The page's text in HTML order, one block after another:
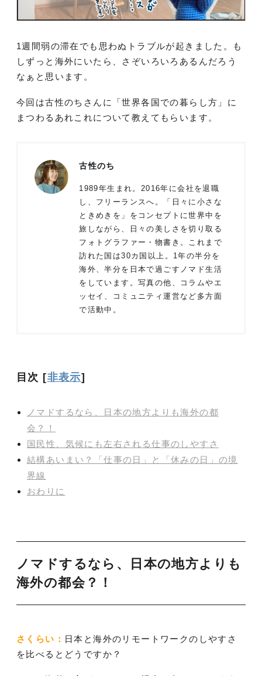
1週間弱の滞在でも思わぬトラブルが起きました。も
しずっと海外にいたら、さぞいろいろあるんだろう
なぁと思います。
今回は古性のちさんに「世界各国での暮らし方」に
まつわるあれこれについて教えてもらいます。
古性のち
1989年生まれ。2016年に会社を退職
し、フリーランスへ。「日々に小さな
ときめきを」をコンセプトに世界中を
旅しながら、日々の美しさを切り取る
フォトグラファー・物書き。これまで
訪れた国は30カ国以上。1年の半分を
海外、半分を日本で過ごすノマド生活
をしています。写真の他、コラムやエ
ッセイ、コミュニティ運営など多方面
で活動中。
目次 [非表示]
ノマドするなら、日本の地方よりも海外の都
会？！
国民性、気候にも左右される仕事のしやすさ
結構あいまい？「仕事の日」と「休みの日」の境
界線
おわりに
ノマドするなら、日本の地方よりも
海外の都会？！
さくらい： 日本と海外のリモートワークのしやすさ
を比べるとどうですか？